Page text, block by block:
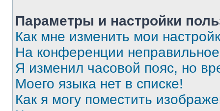
Параметры и настройки
Как мне изменить мои
На конференции
Я изменил часовой пояс, но
Моего языка нет в списке!
Как я могу поместить